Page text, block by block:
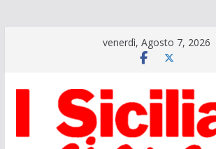
venerdì, Agosto 7, 2026